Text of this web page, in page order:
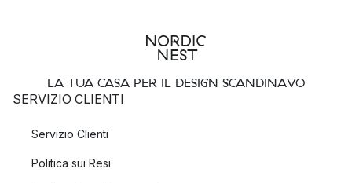
LA TUA CASA PER IL DESIGN SCANDINAVO
SERVIZIO CLIENTI
Servizio Clienti
Politica sui Resi